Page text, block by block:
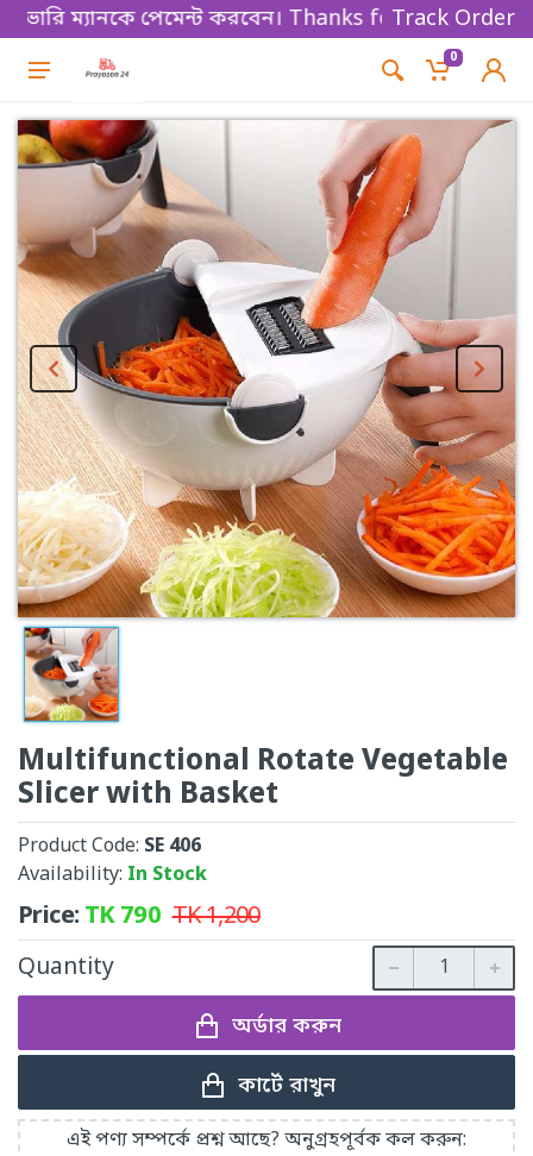
ম্যানকে পেমেন্ট করবেন। Thanks for shopping!
Track Order
0
Multifunctional Rotate Vegetable
Slicer with Basket
Product Code: SE 406
Availability: In Stock
Price:TK790 TK1,200
Quantity
অর্ডার করুন
কার্টে রাখুন
এই পণ্য সম্পর্কে প্রশ্ন আছে? অনুগ্রহপূর্বক কল করুন: